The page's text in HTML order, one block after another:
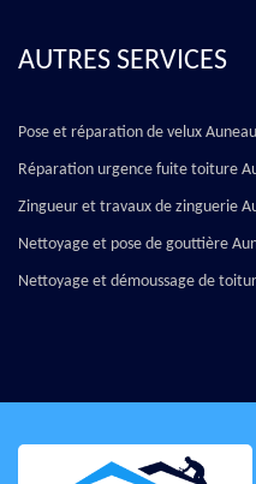
AUTRES SERVICES
Pose et réparation de velux Auneau
Réparation urgence fuite toiture
Zingueur et travaux de zinguerie
Nettoyage et pose de gouttière
Nettoyage et démoussage de